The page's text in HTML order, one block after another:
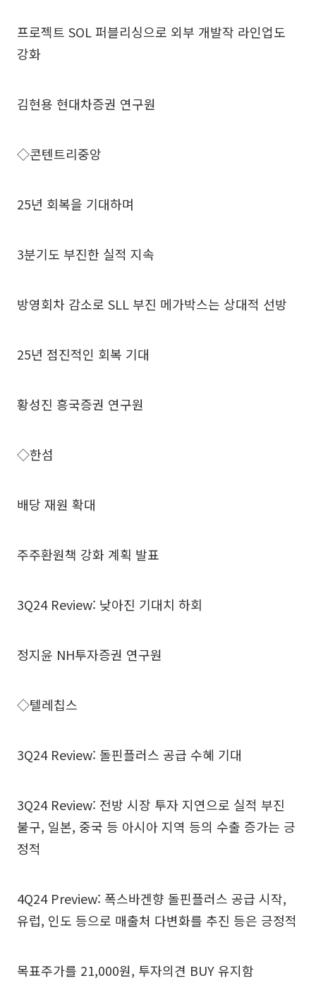
프로젝트 SOL 퍼블리싱으로 외부 개발작 라인업도
강화
김현용 현대차증권 연구원
◇콘텐트리중앙
25년 회복을 기대하며
3분기도 부진한 실적 지속
방영회차 감소로 SLL 부진 메가박스는 상대적 선방
25년 점진적인 회복 기대
황성진 흥국증권 연구원
◇한섬
배당 재원 확대
주주환원책 강화 계획 발표
3Q24 Review: 낮아진 기대치 하회
정지윤 NH투자증권 연구원
◇텔레칩스
3Q24 Review: 돌핀플러스 공급 수혜 기대
3Q24 Review: 전방 시장 투자 지연으로 실적 부진
불구, 일본, 중국 등 아시아 지역 등의 수출 증가는 긍
정적
4Q24 Preview: 폭스바겐향 돌핀플러스 공급 시작,
유럽, 인도 등으로 매출처 다변화를 추진 등은 긍정적
목표주가를 21,000원, 투자의견 BUY 유지함